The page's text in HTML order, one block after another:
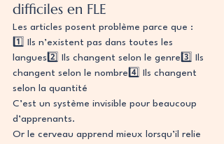
difficiles en FLE
Les articles posent problème parce que :
1️⃣ Ils n’existent pas dans toutes les
langues2️⃣ Ils changent selon le genre3️⃣ Ils
changent selon le nombre4️⃣ Ils changent
selon la quantité
C’est un système invisible pour beaucoup
d’apprenants.
Or le cerveau apprend mieux lorsqu’il relie